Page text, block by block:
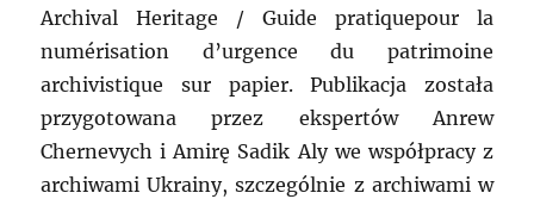
Archival Heritage / Guide pratiquepour la
numérisation d’urgence du patrimoine
archivistique sur papier. Publikacja została
przygotowana przez ekspertów Anrew
Chernevych i Amirę Sadik Aly we współpracy z
archiwami Ukrainy, szczególnie z archiwami w